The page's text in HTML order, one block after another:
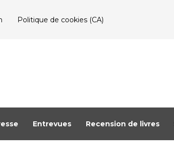
Politique de cookies (CA)
Entrevues Recension de livres